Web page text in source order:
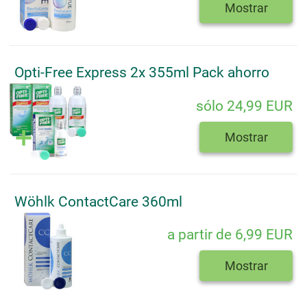
Mostrar
Opti-Free Express 2x 355ml Pack ahorro
sólo 24,99 EUR
Mostrar
Wöhlk ContactCare 360ml
a partir de 6,99 EUR
Mostrar